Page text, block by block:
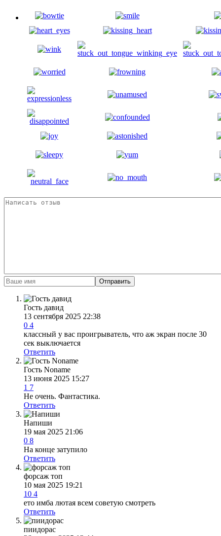
Отправить
Гость давид
13 сентября 2025 22:38
0 4
классный у вас проигрыватель, что аж экран после 30
сек выключается
Ответить
Гость Noname
13 июня 2025 15:27
1 7
Не очень. Фантастика.
Ответить
Напиши
19 мая 2025 21:06
0 8
На конце затупило
Ответить
форсаж топ
10 мая 2025 19:21
10 4
ето имба лютая всем советую смотреть
Ответить
пиидорас